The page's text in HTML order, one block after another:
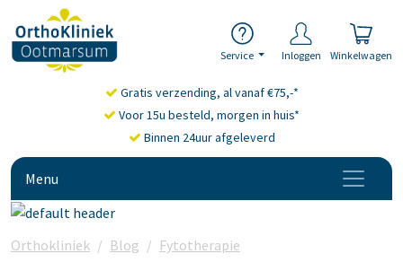
Service Inloggen Winkelwagen
Gratis verzending, al vanaf €75,-*
Voor 15u besteld, morgen in huis*
Binnen 24uur afgeleverd
Menu
Orthokliniek Blog Fytotherapie